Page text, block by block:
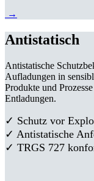
→
Antistatisch
Antistatische
Aufladungen in
Produkte und
Entladungen.
✓ Schutz vor
✓ Antistatische
✓ TRGS 727